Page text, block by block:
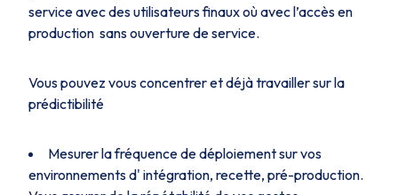
service avec des utilisateurs finaux où avec l’accès en
production sans ouverture de service.
Vous pouvez vous concentrer et déjà travailler sur la
prédictibilité
Mesurer la fréquence de déploiement sur vos
environnements d' intégration, recette, pré-production.